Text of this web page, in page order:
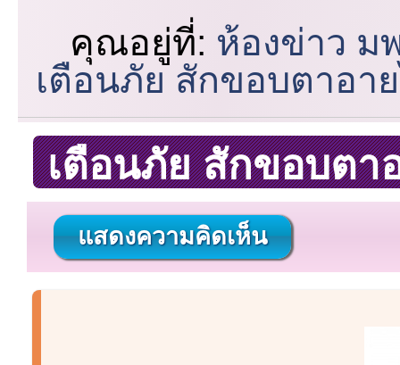
คุณอยู่ที่: ห้องข่าว ม
เตือนภัย สักขอบตาอา
เตือนภัย สักขอบตา
แสดงความคิดเห็น